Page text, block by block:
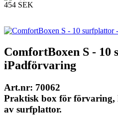
454 SEK
ComfortBoxen S - 10
iPadförvaring
Art.nr: 70062
Praktisk box för förvaring,
av surfplattor.